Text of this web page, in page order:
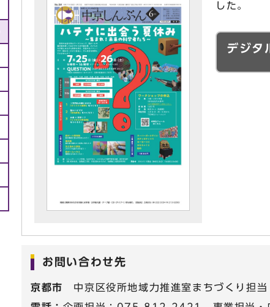
した。
デジタ
お問い合わせ先
京都市
中京区役所地域力推進室まちづくり担当